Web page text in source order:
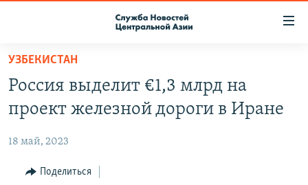
Вернуться
основному
содержанию
Вернутся
навигации
КОНТАКТЫ
RFE/RL ДИРЕКТ
НАСТОЯЩЕЕ ВРЕМЯ
УЗБЕКИСТАН
Россия выделит €1,3 млрд на
проект железной дороги в Иране
18 май, 2023
Поделиться